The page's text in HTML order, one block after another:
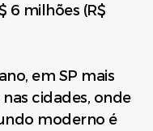
6 milhões (R$
em SP mais
cidades, onde
moderno é